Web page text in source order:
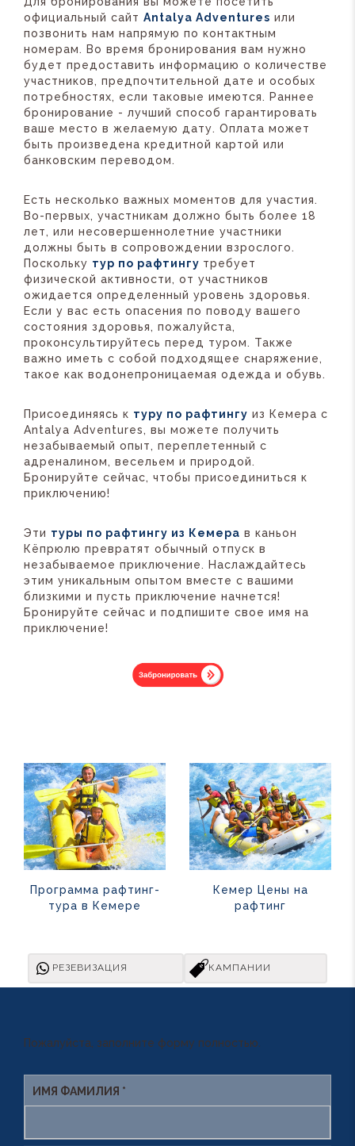
официальный сайт Antalya Adventures или
позвонить нам напрямую по контактным
номерам. Во время бронирования вам нужно
будет предоставить информацию о количестве
участников, предпочтительной дате и особых
потребностях, если таковые имеются. Раннее
бронирование - лучший способ гарантировать
ваше место в желаемую дату. Оплата может
быть произведена кредитной картой или
банковским переводом.
Есть несколько важных моментов для участия.
Во-первых, участникам должно быть более 18
лет, или несовершеннолетние участники
должны быть в сопровождении взрослого.
Поскольку тур по рафтингу требует
физической активности, от участников
ожидается определенный уровень здоровья.
Если у вас есть опасения по поводу вашего
состояния здоровья, пожалуйста,
проконсультируйтесь перед туром. Также
важно иметь с собой подходящее снаряжение,
такое как водонепроницаемая одежда и обувь.
Присоединяясь к туру по рафтингу из Кемера с
Antalya Adventures, вы можете получить
незабываемый опыт, переплетенный с
адреналином, весельем и природой.
Бронируйте сейчас, чтобы присоединиться к
приключению!
Эти туры по рафтингу из Кемера в каньон
Кёпрюлю превратят обычный отпуск в
незабываемое приключение. Наслаждайтесь
этим уникальным опытом вместе с вашими
близкими и пусть приключение начнется!
Бронируйте сейчас и подпишите свое имя на
приключение!
Программа рафтинг-
тура в Кемере
Кемер Цены на
рафтинг
РЕЗЕВИЗАЦИЯ КАМПАНИИ
Пожалуйста, заполните форму полностью.
ИМЯ ФАМИЛИЯ *